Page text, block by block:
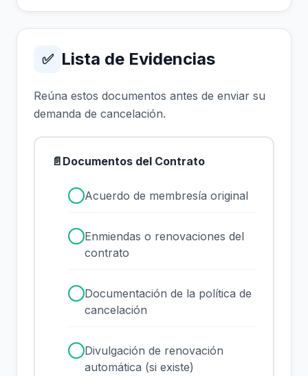
✅ Lista de Evidencias
Reúna estos documentos antes de enviar su
demanda de cancelación.
📄 Documentos del Contrato
Acuerdo de membresía original
Enmiendas o renovaciones del
contrato
Documentación de la política de
cancelación
Divulgación de renovación
automática (si existe)